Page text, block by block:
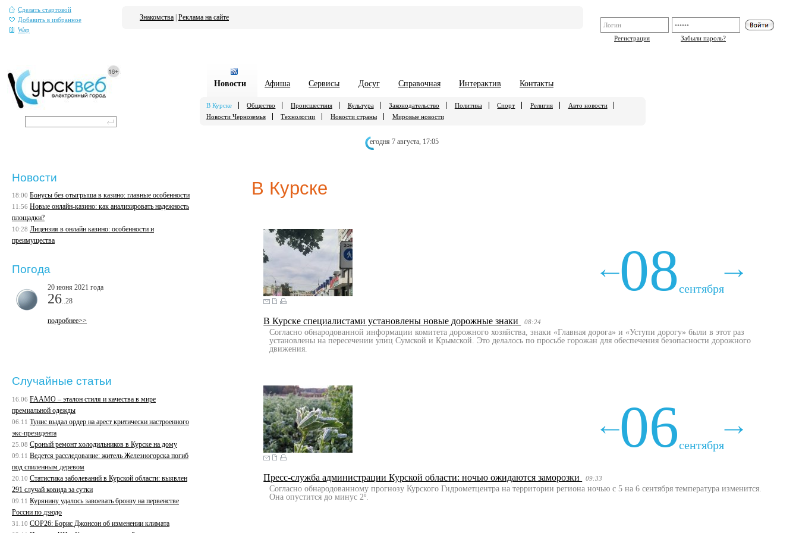
Сделать стартовой
Добавить в избранное
Wap
Регистрация
Забыли пароль?
Знакомства Реклама на сайте
Новости Афиша Сервисы Досуг Справочная Интерактив Контакты
В Курске Общество Происшествия Культура Законодательство Политика Спорт Религия
Авто новости
Новости Черноземья
Технологии Новости страны Мировые новости
егодня 7 августа, 17:05
В Курске
сентября
08
В Курске специалистами установлены новые дорожные знаки 08:24
Согласно обнародованной информации комитета дорожного хозяйства, знаки «Главная дорога» и «Уступи дорогу» были в этот раз
установлены на пересечении улиц Сумской и Крымской. Это делалось по просьбе горожан для обеспечения безопасности дорожного
движения.
сентября
06
Пресс-служба администрации Курской области: ночью ожидаются заморозки 09:33
Согласно обнародованному прогнозу Курского Гидрометцентра на территории региона ночью с 5 на 6 сентября температура изменится.
Она опустится до минус 2º.
Новости
18:00 Бонусы без отыгрыша в казино: главные особенности
11:56 Новые онлайн-казино: как анализировать надежность
площадки?
10:28 Лицензия в онлайн казино: особенности и
преимущества
Погода
20 июня 2021 года
26 ..28
подробнее>>
Случайные статьи
16.06 FAAMO – эталон стиля и качества в мире
премиальной одежды
06.11 Тунис выдал ордер на арест критически настроенного
экс-президента
25.08 Сроный ремонт холодильников в Курске на дому
09.11 Ведется расследование: житель Железногорска погиб
под спиленным деревом
20.10 Статистика заболеваний в Курской области: выявлен
291 случай ковида за сутки
09.11 Курянину удалось завоевать бронзу на первенстве
России по дзюдо
31.10 COP26: Борис Джонсон об изменении климата